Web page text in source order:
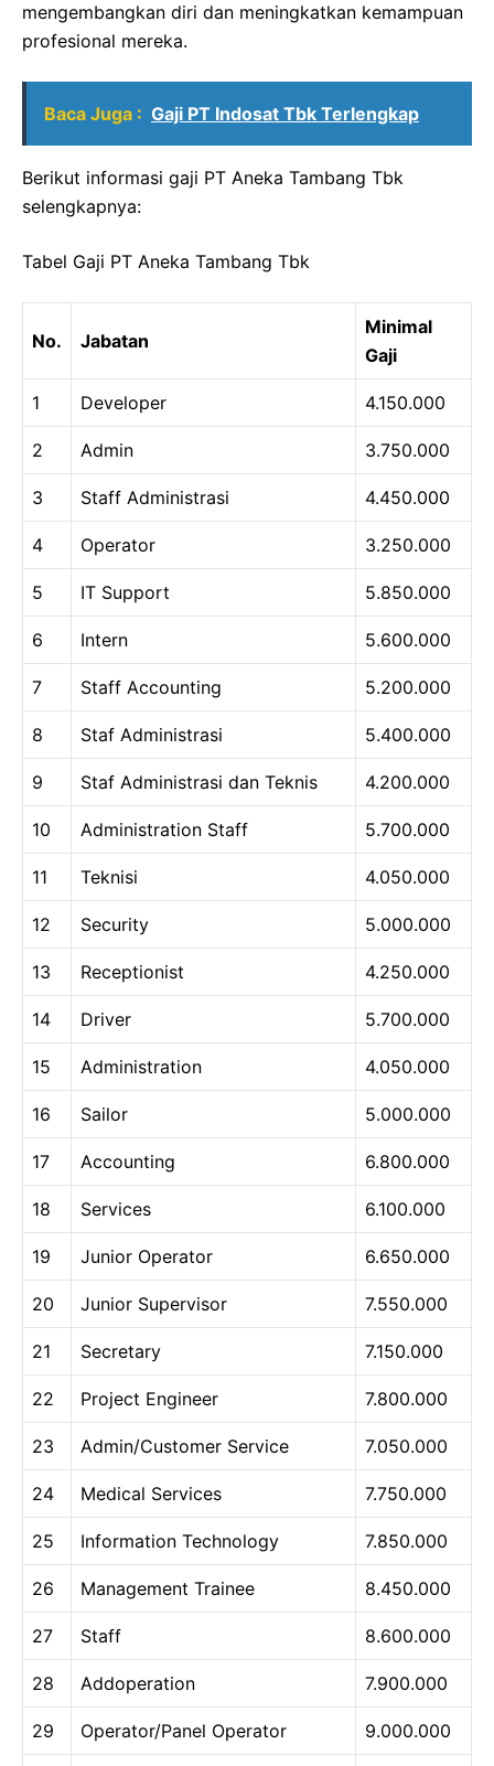
mengembangkan diri dan meningkatkan kemampuan
profesional mereka.
Baca Juga : Gaji PT Indosat Tbk Terlengkap
Berikut informasi gaji PT Aneka Tambang Tbk
selengkapnya:
Tabel Gaji PT Aneka Tambang Tbk
No. Jabatan
Minimal
Gaji
1 Developer 4.150.000
2 Admin 3.750.000
3 Staff Administrasi 4.450.000
4 Operator 3.250.000
5 IT Support 5.850.000
6 Intern 5.600.000
7 Staff Accounting 5.200.000
8 Staf Administrasi 5.400.000
9 Staf Administrasi dan Teknis 4.200.000
10 Administration Staff 5.700.000
11 Teknisi 4.050.000
12 Security 5.000.000
13 Receptionist 4.250.000
14 Driver 5.700.000
15 Administration 4.050.000
16 Sailor 5.000.000
17 Accounting 6.800.000
18 Services 6.100.000
19 Junior Operator 6.650.000
20 Junior Supervisor 7.550.000
21 Secretary 7.150.000
22 Project Engineer 7.800.000
23 Admin/Customer Service 7.050.000
24 Medical Services 7.750.000
25 Information Technology 7.850.000
26 Management Trainee 8.450.000
27 Staff 8.600.000
28 Addoperation 7.900.000
29 Operator/Panel Operator 9.000.000